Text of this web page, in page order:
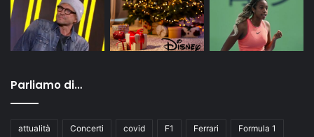
Parliamo di…
attualità Concerti covid F1 Ferrari Formula 1